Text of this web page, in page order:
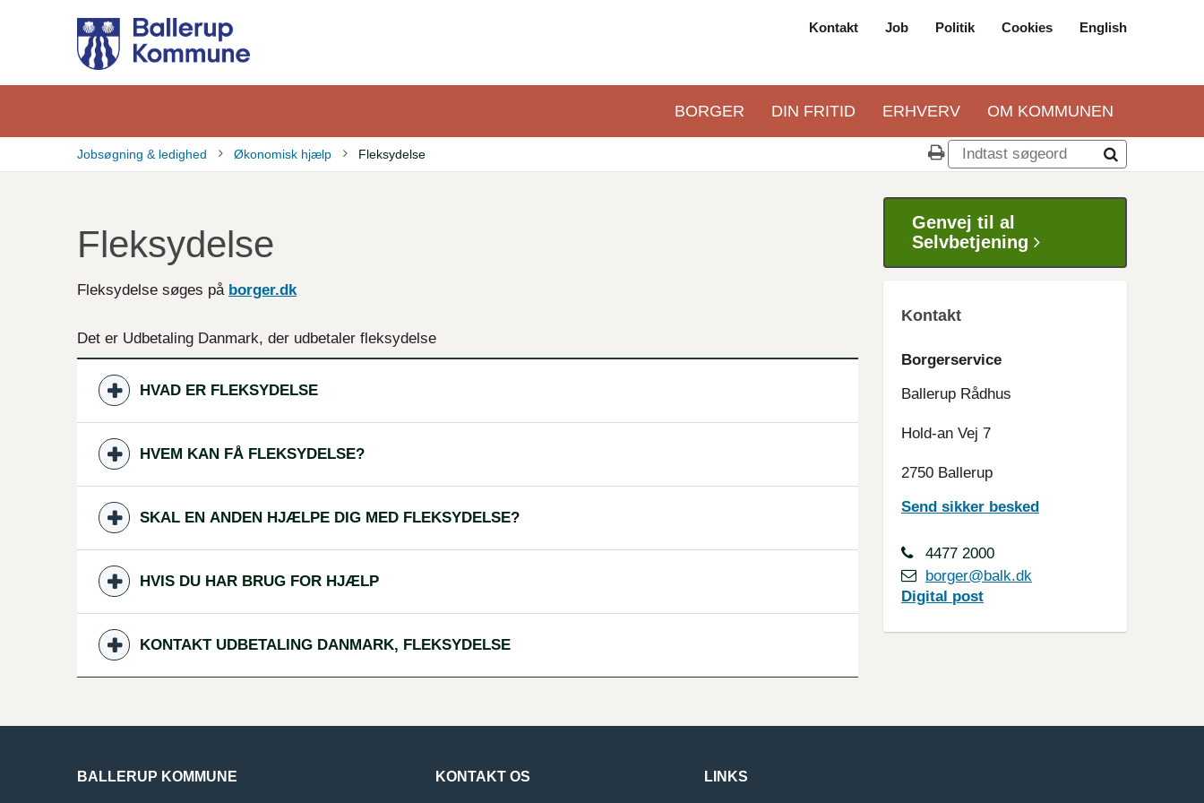
hovedindhold
navigation
Kontakt Job Politik Cookies English
Primær
BORGER DIN FRITID ERHVERV OM KOMMUNEN
Jobsøgning & ledighed Økonomisk hjælp Fleksydelse
Fleksydelse
Fleksydelse søges på borger.dk
Det er Udbetaling Danmark, der udbetaler fleksydelse
HVAD ER FLEKSYDELSE
HVEM KAN FÅ FLEKSYDELSE?
SKAL EN ANDEN HJÆLPE DIG MED FLEKSYDELSE?
HVIS DU HAR BRUG FOR HJÆLP
KONTAKT UDBETALING DANMARK, FLEKSYDELSE
Genvej til al
Selvbetjening
Kontakt
Borgerservice
Ballerup Rådhus
Hold-an Vej 7
2750 Ballerup
Send sikker besked
4477 2000
borger@balk.dk
Digital post
BALLERUP KOMMUNE KONTAKT OS LINKS